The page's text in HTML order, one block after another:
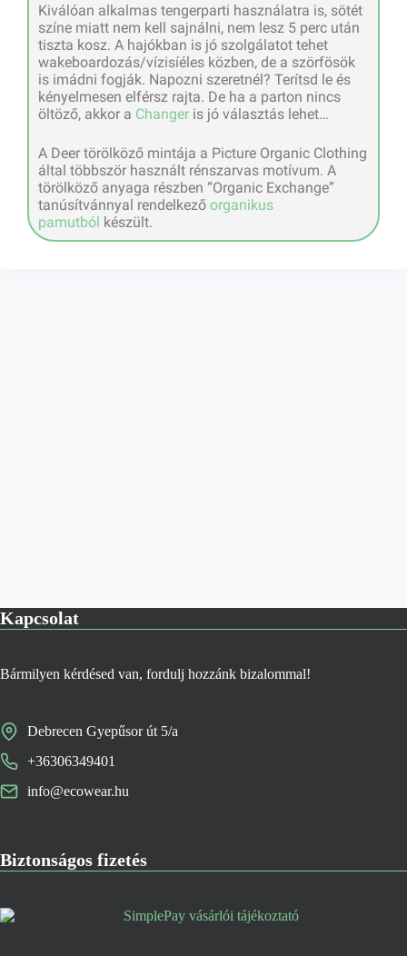
Kiválóan alkalmas tengerparti használatra is, sötét
színe miatt nem kell sajnálni, nem lesz 5 perc után
tiszta kosz. A hajókban is jó szolgálatot tehet
wakeboardozás/vízisíéles közben, de a szörfösök
is imádni fogják. Napozni szeretnél? Terítsd le és
kényelmesen elférsz rajta. De ha a parton nincs
öltöző, akkor a Changer is jó választás lehet…
A Deer törölköző mintája a Picture Organic Clothing
által többször használt rénszarvas motívum. A
törölköző anyaga részben “Organic Exchange”
tanúsítvánnyal rendelkező organikus
pamutból készült.
Kapcsolat
Bármilyen kérdésed van, fordulj hozzánk bizalommal!
Debrecen Gyepűsor út 5/a
+36306349401
info@ecowear.hu
Biztonságos fizetés